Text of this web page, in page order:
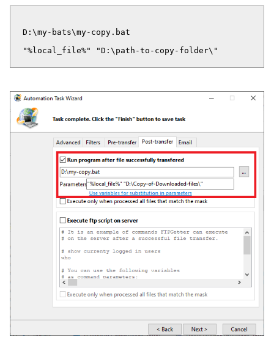
D:\my-bats\my-copy.bat
"%local_file%" "D:\path-to-copy-folder\"